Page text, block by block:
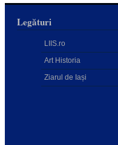
Legături
LIIS.ro
Art Historia
Ziarul de Iași